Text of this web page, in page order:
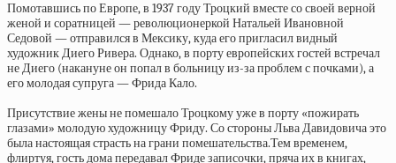
Помотавшись по Европе, в 1937 году Троцкий вместе со своей верной
женой и соратницей — революционеркой Натальей Ивановной
Седовой — отправился в Мексику, куда его пригласил видный
художник Диего Ривера. Однако, в порту европейских гостей встречал
не Диего (накануне он попал в больницу из-за проблем с почками), а
его молодая супруга — Фрида Кало.
Присутствие жены не помешало Троцкому уже в порту «пожирать
глазами» молодую художницу Фриду. Со стороны Льва Давидовича это
была настоящая страсть на грани помешательства.Тем временем,
флиртуя, гость дома передавал Фриде записочки, пряча их в книгах,